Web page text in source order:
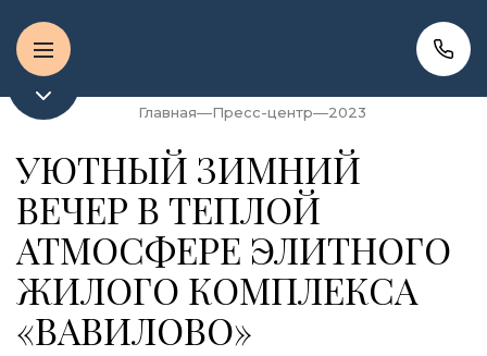
Главная Пресс-центр 2023
УЮТНЫЙ ЗИМНИЙ
ВЕЧЕР В ТЕПЛОЙ
АТМОСФЕРЕ ЭЛИТНОГО
ЖИЛОГО КОМПЛЕКСА
«ВАВИЛОВО»